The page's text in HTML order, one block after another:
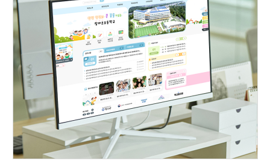
responsive web